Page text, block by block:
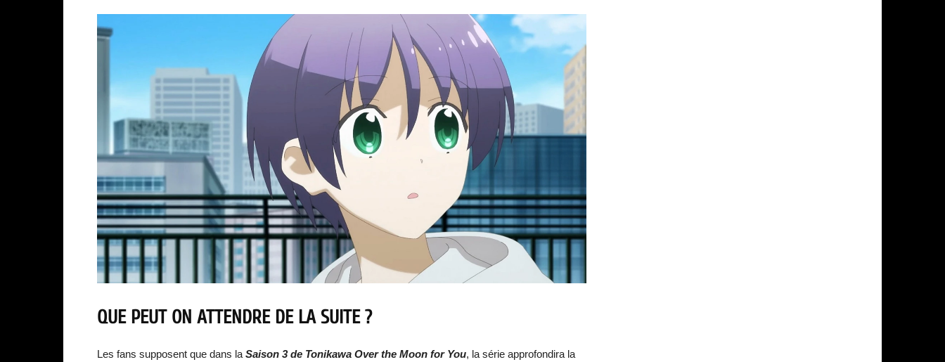
QUE PEUT ON ATTENDRE DE LA SUITE ?
Les fans supposent que dans la Saison 3 de Tonikawa Over the Moon for You, la série approfondira la